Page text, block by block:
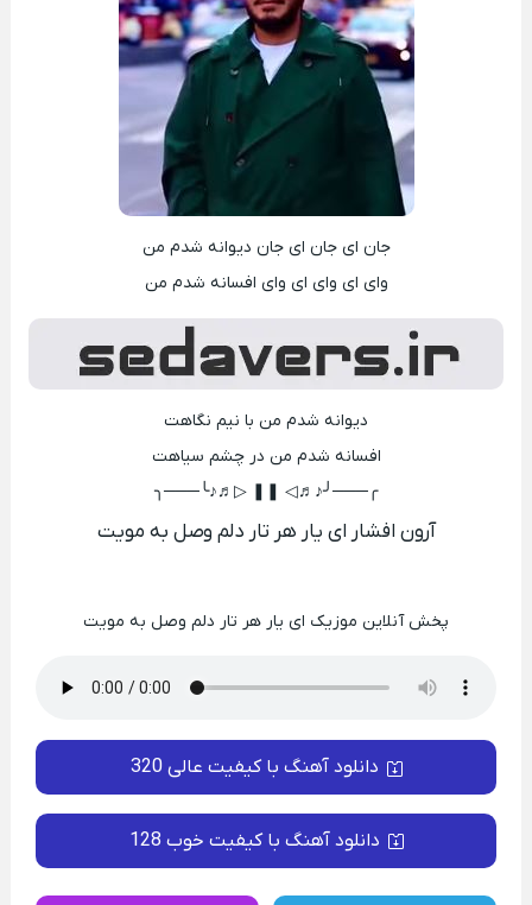
جان ای جان ای جان دیوانه شدم من
وای ای وای ای وای افسانه شدم من
دیوانه شدم من با نیم نگاهت
افسانه شدم من در چشم سیاهت
╭───╯♪♬◁ ❚❚ ▷♬♪╰───╮
آرون افشار ای یار هر تار دلم وصل به مویت
پخش آنلاین موزیک ای یار هر تار دلم وصل به مویت
دانلود آهنگ با کیفیت عالی 320
دانلود آهنگ با کیفیت خوب 128